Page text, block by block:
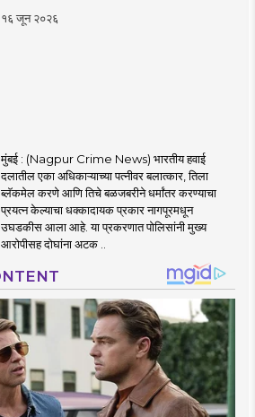
१६ जून २०२६
मुंबई : (Nagpur Crime News) भारतीय हवाई
दलातील एका अधिकाऱ्याच्या पत्नीवर बलात्कार, तिला
ब्लॅकमेल करणे आणि तिचे बळजबरीने धर्मांतर करण्याचा
प्रयत्न केल्याचा धक्कादायक प्रकार नागपूरमधून
उघडकीस आला आहे. या प्रकरणात पोलिसांनी मुख्य
आरोपीसह दोघांना अटक ..